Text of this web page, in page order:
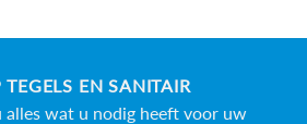
EN SANITAIR
alles wat u nodig heeft voor uw